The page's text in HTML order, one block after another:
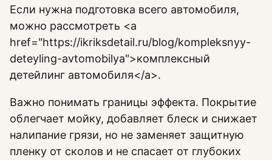
Если нужна подготовка всего автомобиля,
можно рассмотреть <a
href="https://ikriksdetail.ru/blog/kompleksnyy-
deteyling-avtomobilya">комплексный
детейлинг автомобиля</a>.
Важно понимать границы эффекта. Покрытие
облегчает мойку, добавляет блеск и снижает
налипание грязи, но не заменяет защитную
пленку от сколов и не спасает от глубоких